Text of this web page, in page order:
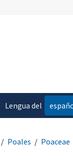
Lengua del
Poales Poaceae